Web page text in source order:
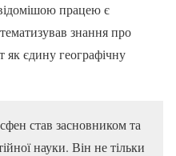
працею є
знання про
як єдину географічну
став засновником та
науки. Він не тільки